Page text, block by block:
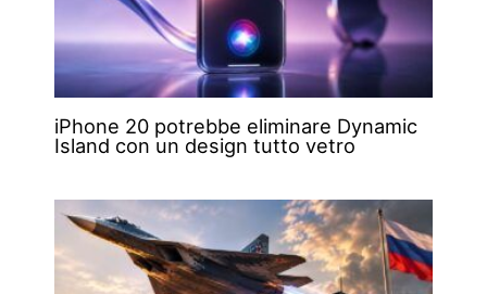
iPhone 20 potrebbe eliminare Dynamic
Island con un design tutto vetro